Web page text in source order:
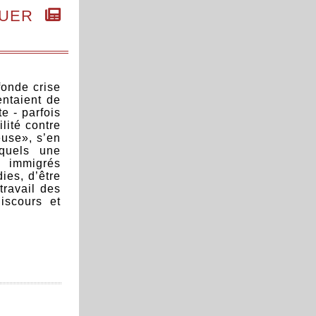
crise
de
- parfois
contre
s’en
une
d’être
des
et